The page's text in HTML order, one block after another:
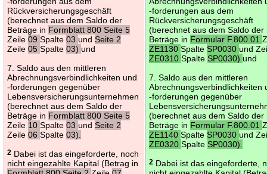
Rückversicherungsgeschäft
(berechnet aus dem Saldo der
Beträge in Formblatt 800 Seite 5
Zeile09Spalte03undSeite 2
Zeile05Spalte03)und
7. Saldo aus den mittleren
Abrechnungsverbindlichkeiten und
-forderungen gegenüber
Lebensversicherungsunternehmen
(berechnet aus dem Saldo der
Beträge in Formblatt 800 Seite 5
Zeile 10Spalte03undSeite 2
Zeile06Spalte03).
2 Dabei ist das eingeforderte, noch
nicht eingezahlte Kapital (Betrag in
-forderungen aus dem
Rückversicherungsgeschäft
(berechnet aus dem Saldo der
Beträge in Formular F.800.01
ZE1130SpalteSP0030und
ZE0310SpalteSP0030)und
7. Saldo aus den mittleren
Abrechnungsverbindlichkeiten
-forderungen gegenüber
(berechnet aus dem Saldo der
Beträge in Formular F.800.01
ZE1140SpalteSP0030und
ZE0320SpalteSP0030).
2 Dabei ist das eingeforderte,